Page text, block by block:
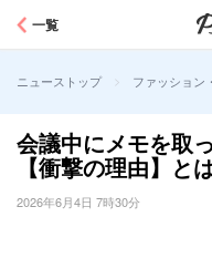
一覧
ニューストップ > ファッション
会議中にメモを取
【衝撃の理由】と
2026年6月4日 7時30分